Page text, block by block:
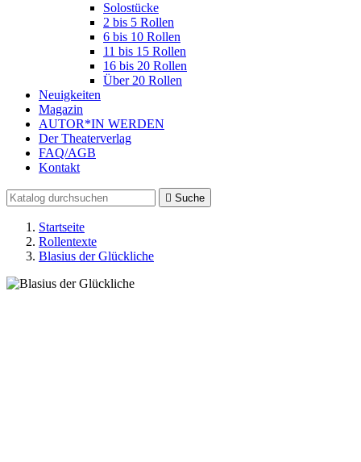
Solostücke
2 bis 5 Rollen
6 bis 10 Rollen
11 bis 15 Rollen
16 bis 20 Rollen
Über 20 Rollen
Neuigkeiten
Magazin
AUTOR*IN WERDEN
Der Theaterverlag
FAQ/AGB
Kontakt
 Suche
Startseite
Rollentexte
Blasius der Glückliche